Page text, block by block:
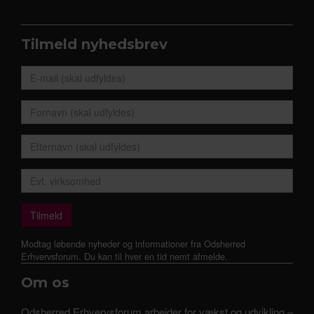
Tilmeld nyhedsbrev
Modtag løbende nyheder og informationer fra Odsherred
Erhvervsforum. Du kan til hver en tid nemt afmelde.
Om os